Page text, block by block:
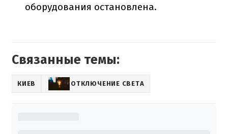
оборудования остановлена.
Связанные темы:
КИЕВ ОТКЛЮЧЕНИЕ СВЕТА